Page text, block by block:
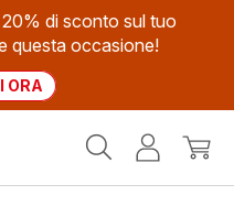
di sconto sul tuo
questa occasione!
ORA
Il